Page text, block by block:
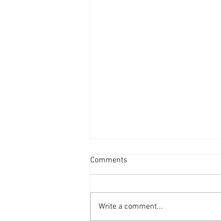
投資者提早收割 [香港經濟日
之下，樓價輕微回落，惟市場仍有
Comments
Write a comment...